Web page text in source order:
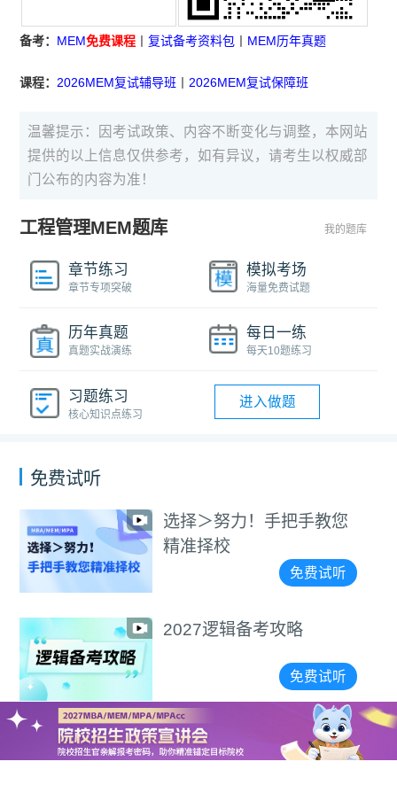
备考： MEM免费课程 丨复试备考资料包 MEM历年真题
课程： 2026MEM复试辅导班 2026MEM复试保障班
温馨提示：因考试政策、内容不断变化与调整，本网站
提供的以上信息仅供参考，如有异议，请考生以权威部
门公布的内容为准！
工程管理MEM题库 我的题库
章节练习
章节专项突破
模拟考场
海量免费试题
历年真题
真题实战演练
每日一练
每天10题练习
习题练习
核心知识点练习
进入做题
免费试听
选择＞努力！手把手教您
精准择校
免费试听
2027逻辑备考攻略
免费试听